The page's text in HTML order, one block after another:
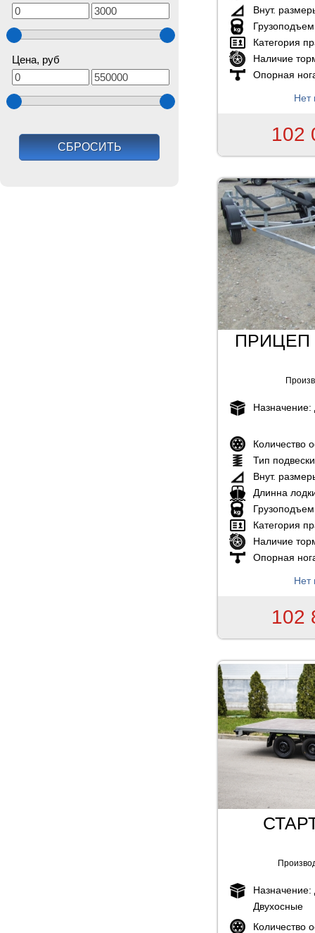
Цена, руб
Внут.
Категория
Наличие
Опорная
Нет
102
ПРИЦЕП
Назначение:
Количество
Тип
Внут.
Длинна
Категория
Наличие
Опорная
Нет
102
Назначение:
Двухосные
Количество